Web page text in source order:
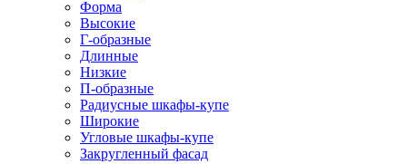
Форма
Высокие
Г-образные
Длинные
Низкие
П-образные
Радиусные шкафы-купе
Широкие
Угловые шкафы-купе
Закругленный фасад